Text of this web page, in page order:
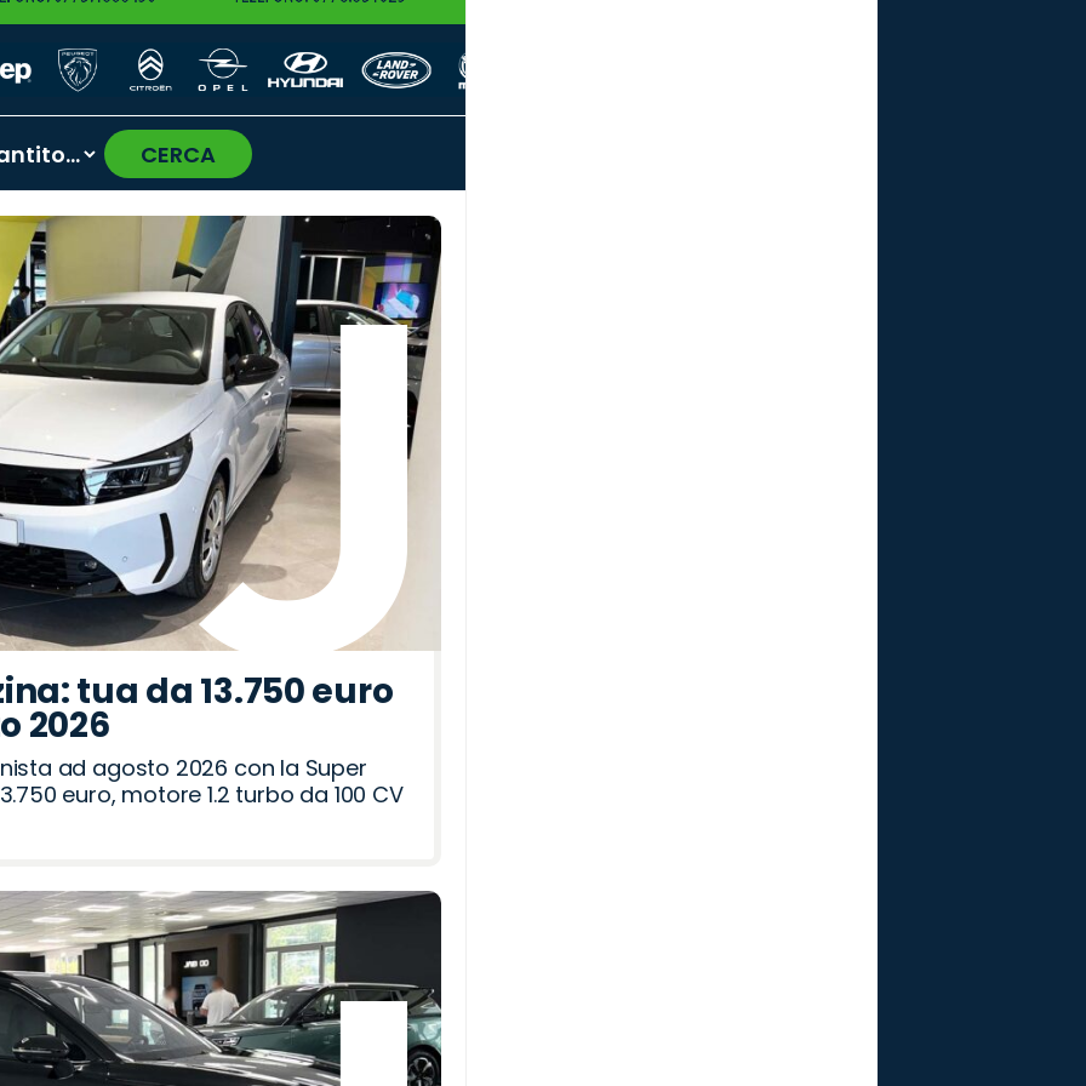
CERCA
›
tua da 13.750 euro
2026
ad agosto 2026 con la Super
euro, motore 1.2 turbo da 100 CV